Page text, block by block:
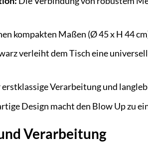
kompakten Maßen (Ø 45 x H 44
verleiht dem Tisch eine
Verarbeitung und
Design macht den Blow Up zu
Verarbeitung